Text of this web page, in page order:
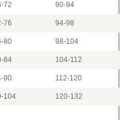
72 90-94
76 94-98
80 98-104
84 104-112
90 112-120
104 120-132